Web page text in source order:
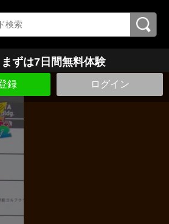
まずは7日間無料体験
録 ログイン